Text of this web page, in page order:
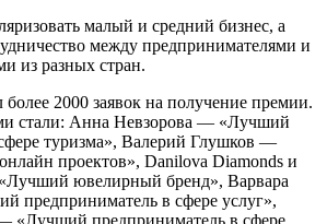
малый и средний бизнес, а
между предпринимателями и
из разных стран.
2000 заявок на получение премии.
стали: Анна Невзорова — «Лучший
туризма», Валерий Глушков —
проектов», Danilova Diamonds и
ювелирный бренд», Варвара
предприниматель в сфере услуг»,